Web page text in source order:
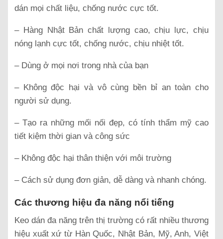
dán mọi chất liệu, chống nước cực tốt.
– Hàng Nhật Bản chất lượng cao, chịu lực, chịu
nóng lạnh cực tốt, chống nước, chịu nhiệt tốt.
– Dùng ở mọi nơi trong nhà của bạn
– Không độc hại và vô cùng bền bỉ an toàn cho
người sử dụng.
– Tạo ra những mối nối đẹp, có tính thẩm mỹ cao
tiết kiệm thời gian và công sức
– Không độc hại thân thiện với môi trường
– Cách sử dụng đơn giản, dễ dàng và nhanh chóng.
Các thương hiệu đa năng nổi tiếng
Keo dán đa năng trên thị trường có rất nhiều thương
hiệu xuất xứ từ Hàn Quốc, Nhật Bản, Mỹ, Anh, Việt